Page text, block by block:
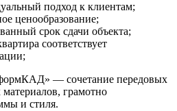
подход к клиентам;
ценообразование;
срок сдачи объекта;
соответствует
— сочетание передовых
грамотно
и стиля.